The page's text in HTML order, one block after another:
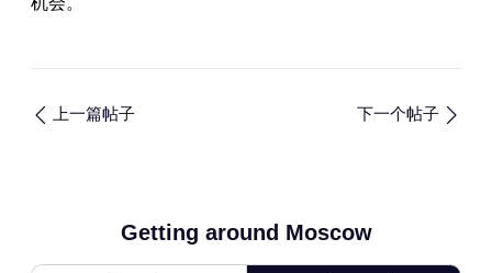
上一篇帖子 下一个帖子
Getting around Moscow